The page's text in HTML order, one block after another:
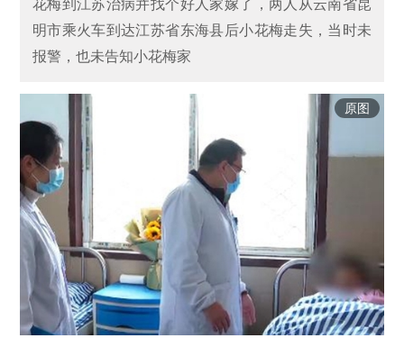
花梅到江苏治病并找个好人家嫁了，两人从云南省昆
明市乘火车到达江苏省东海县后小花梅走失，当时未
报警，也未告知小花梅家
原图